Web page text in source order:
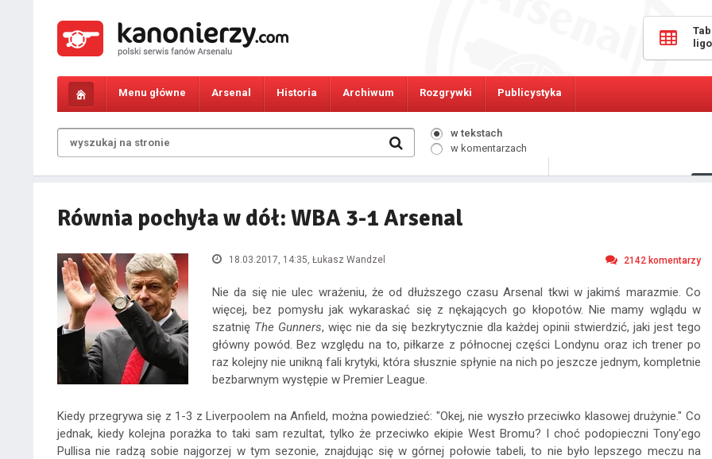
Menu główne Arsenal Historia Archiwum Rozgrywki Publicystyka
w tekstach
w komentarzach
Równia pochyła w dół: WBA 3-1 Arsenal
18.03.2017, 14:35, Łukasz Wandzel 2142 komentarzy
Nie da się nie ulec wrażeniu, że od dłuższego czasu Arsenal tkwi w jakimś marazmie. Co
więcej, bez pomysłu jak wykaraskać się z nękających go kłopotów. Nie mamy wglądu w
szatnię The Gunners, więc nie da się bezkrytycznie dla każdej opinii stwierdzić, jaki jest tego
główny powód. Bez względu na to, piłkarze z północnej części Londynu oraz ich trener po
raz kolejny nie unikną fali krytyki, która słusznie spłynie na nich po jeszcze jednym, kompletnie
bezbarwnym występie w Premier League.
Kiedy przegrywa się z 1-3 z Liverpoolem na Anfield, można powiedzieć: "Okej, nie wyszło przeciwko klasowej drużynie." Co
jednak, kiedy kolejna porażka to taki sam rezultat, tylko że przeciwko ekipie West Bromu? I choć podopieczni Tony'ego
Pullisa nie radzą sobie najgorzej w tym sezonie, znajdując się w górnej połowie tabeli, to nie było lepszego meczu na